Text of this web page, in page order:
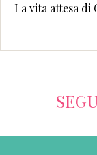
La vita attesa di